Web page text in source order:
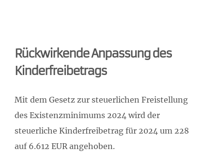
Rückwirkende Anpassung des
Kinderfreibetrags
Mit dem Gesetz zur steuerlichen Freistellung
des Existenzminimums 2024 wird der
steuerliche Kinderfreibetrag für 2024 um 228
auf 6.612 EUR angehoben.